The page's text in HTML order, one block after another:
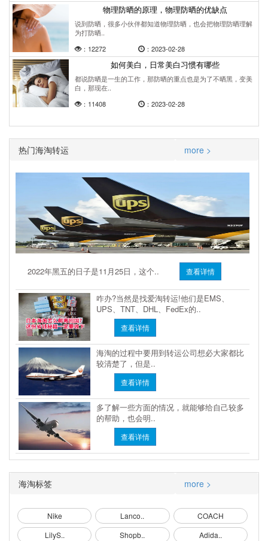
物理防晒的原理，物理防晒的优缺点
说到防晒，很多小伙伴都知道物理防晒，也会把物理防晒理解
为打防晒..
：12272
：2023-02-28
如何美白，日常美白习惯有哪些
都说防晒是一生的工作，那防晒的重点也是为了不晒黑，变美
白，那现在..
：11408
：2023-02-28
热门海淘转运 more >
2022年黑五的日子是11月25日，这个.. 查看详情
咋办?当然是找爱淘转运!他们是EMS、
UPS、TNT、DHL、FedEx的..
查看详情
海淘的过程中要用到转运公司想必大家都比
较清楚了，但是..
查看详情
多了解一些方面的情况，就能够给自己较多
的帮助，也会明..
查看详情
海淘标签 more >
Nike Lanco..
COACH
LilyS..
Shopb.. Adida..